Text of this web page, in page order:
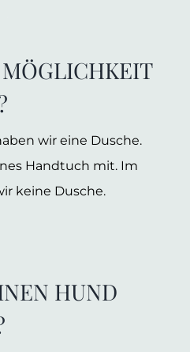
wir eine Dusche.
Handtuch mit. Im
keine Dusche.
HUND